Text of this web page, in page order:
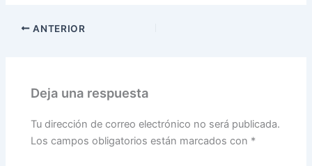
ANTERIOR
Deja una respuesta
Tu dirección de correo electrónico no será publicada.
Los campos obligatorios están marcados con *